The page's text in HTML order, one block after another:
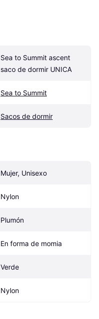
Sea to Summit ascent
saco de dormir UNICA
Sea to Summit
Sacos de dormir
Mujer, Unisexo
Nylon
Plumón
En forma de momia
Verde
Nylon